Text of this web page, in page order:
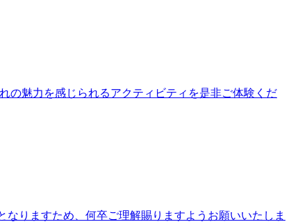
の魅力を感じられるアクティビティを是非ご体験くだ
りますため、何卒ご理解賜りますようお願いいたしま